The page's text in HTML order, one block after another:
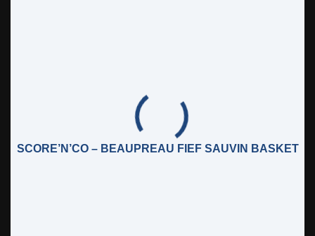
SCORE’N’CO – BEAUPREAU FIEF SAUVIN BASKET